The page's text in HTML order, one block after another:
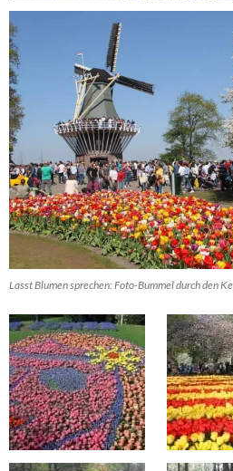
Lasst Blumen sprechen: Foto-Bummel durch den